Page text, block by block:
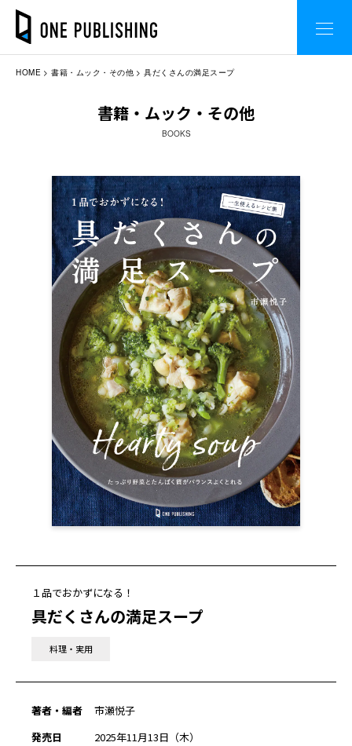
HOME 書籍・ムック・その他 具だくさんの満足スープ
書籍・ムック・その他
BOOKS
１品でおかずになる！
具だくさんの満足スープ
料理・実用
著者・編者
市瀬悦子
発売日
2025年11月13日（木）